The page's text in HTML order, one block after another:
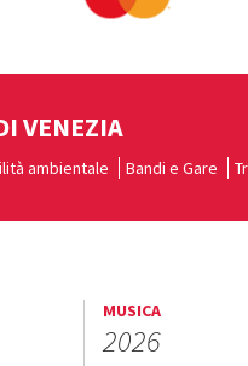
VENEZIA
ambientale Bandi e Gare
MUSICA
2026